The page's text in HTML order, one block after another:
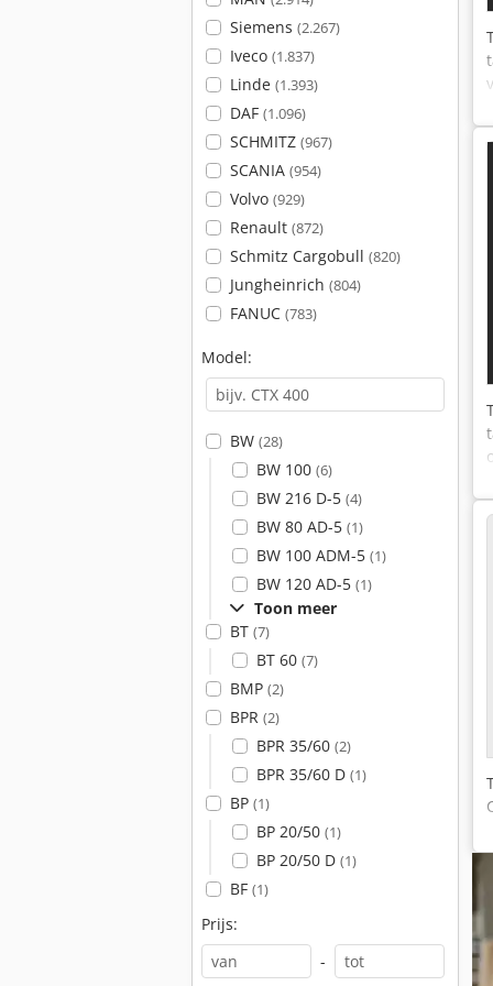
Siemens (2.267)
Iveco (1.837)
Linde (1.393)
DAF (1.096)
SCHMITZ (967)
SCANIA (954)
Volvo (929)
Renault (872)
Schmitz Cargobull (820)
Jungheinrich (804)
FANUC (783)
Model:
BW (28)
BW 100 (6)
BW 216 D-5 (4)
BW 80 AD-5 (1)
BW 100 ADM-5 (1)
BW 120 AD-5 (1)
Toon meer
BT (7)
BT 60 (7)
BMP (2)
BPR (2)
BPR 35/60 (2)
BPR 35/60 D (1)
BP (1)
BP 20/50 (1)
BP 20/50 D (1)
BF (1)
Prijs:
-